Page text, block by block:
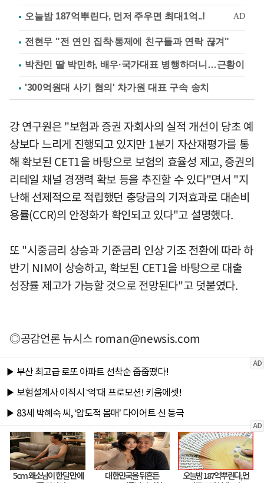
전현무 "전 연인 집착·통제에 친구들과 연락 끊겨"
박찬민 딸 박민하, 배우·국가대표 병행하더니…근황이
'300억원대 사기 혐의' 차가원 대표 구속 송치
강 연구원은 "보험과 증권 자회사의 실적 개선이 당초 예
상보다 느리게 진행되고 있지만 1분기 자산재평가를 통
해 확보된 CET1을 바탕으로 보험의 효율성 제고, 증권의
리테일 채널 경쟁력 확보 등을 추진할 수 있다"면서 "지
난해 선제적으로 적립했던 충당금의 기저효과로 대손비
용률(CCR)의 안정화가 확인되고 있다"고 설명했다.
또 "시중금리 상승과 기준금리 인상 기조 전환에 따라 하
반기 NIM이 상승하고, 확보된 CET1을 바탕으로 대출
성장률 제고가 가능할 것으로 전망된다"고 덧붙였다.
◎공감언론 뉴시스roman@newsis.com